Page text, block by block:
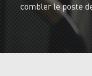
combler le poste